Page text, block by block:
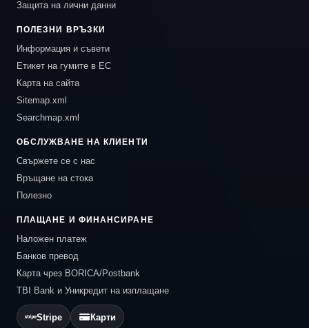
Защита на лични данни
ПОЛЕЗНИ ВРЪЗКИ
Информация и съвети
Етикет на гумите в ЕС
Карта на сайта
Sitemap.xml
Searchmap.xml
ОБСЛУЖВАНЕ НА КЛИЕНТИ
Свържете се с нас
Връщане на стока
Полезно
ПЛАЩАНЕ И ФИНАНСИРАНЕ
Наложен платеж
Банков превод
Карта чрез BORICA/Postbank
TBI Bank и Уникредит на изплащане
Stripe Карти